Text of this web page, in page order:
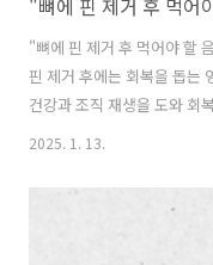
"뼈에 핀 제거 후 먹어
"뼈에 핀 제거 후 먹어야 할
핀 제거 후에는 회복을 돕는
건강과 조직 재생을 도와 회
후 꼭 먹어야 할 음식, 피해
필수적인 영양소입니다.- 우
세요. - 단백질:- 조직 재생
2025. 1. 13.